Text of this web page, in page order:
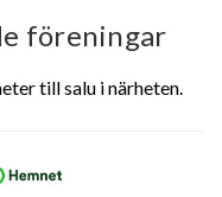
föreningar
till salu i närheten.